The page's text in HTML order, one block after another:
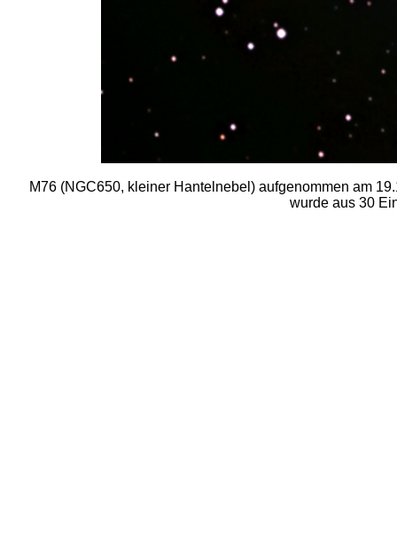
M76 (NGC650, kleiner Hantelnebel) aufgenommen am
wurde aus 30